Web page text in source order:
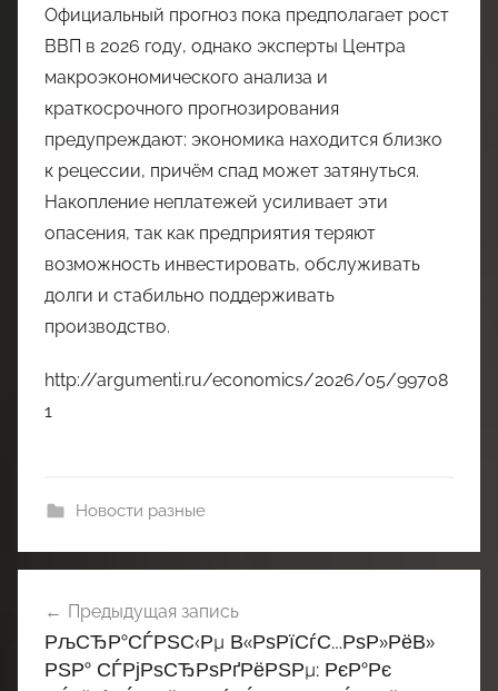
Официальный прогноз пока предполагает рост
ВВП в 2026 году, однако эксперты Центра
макроэкономического анализа и
краткосрочного прогнозирования
предупреждают: экономика находится близко
к рецессии, причём спад может затянуться.
Накопление неплатежей усиливает эти
опасения, так как предприятия теряют
возможность инвестировать, обслуживать
долги и стабильно поддерживать
производство.
http://argumenti.ru/economics/2026/05/99708
1
Новости разные
по
записям
Предыдущая запись
РљСЂР°СЃРЅС‹Рµ В«РѕРїСѓС…РѕР»РёВ»
РЅР° СЃРјРѕСЂРѕРґРёРЅРµ: РєР°Рє